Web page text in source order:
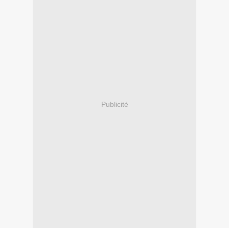
Publicité